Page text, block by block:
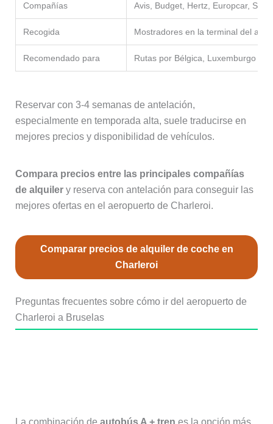
Compañías Avis, Budget, Hertz, Europcar, Sixt
Recogida Mostradores en la terminal del
Recomendado para Rutas por Bélgica, Luxemburgo y
Reservar con 3-4 semanas de antelación,
especialmente en temporada alta, suele traducirse en
mejores precios y disponibilidad de vehículos.
Compara precios entre las principales compañías
de alquilery reserva con antelación para conseguir las
mejores ofertas en el aeropuerto de Charleroi.
Comparar precios de alquiler de coche en
Charleroi
Preguntas frecuentes sobre cómo ir del aeropuerto de
Charleroi a Bruselas
La combinación de autobús A + tren es la opción más